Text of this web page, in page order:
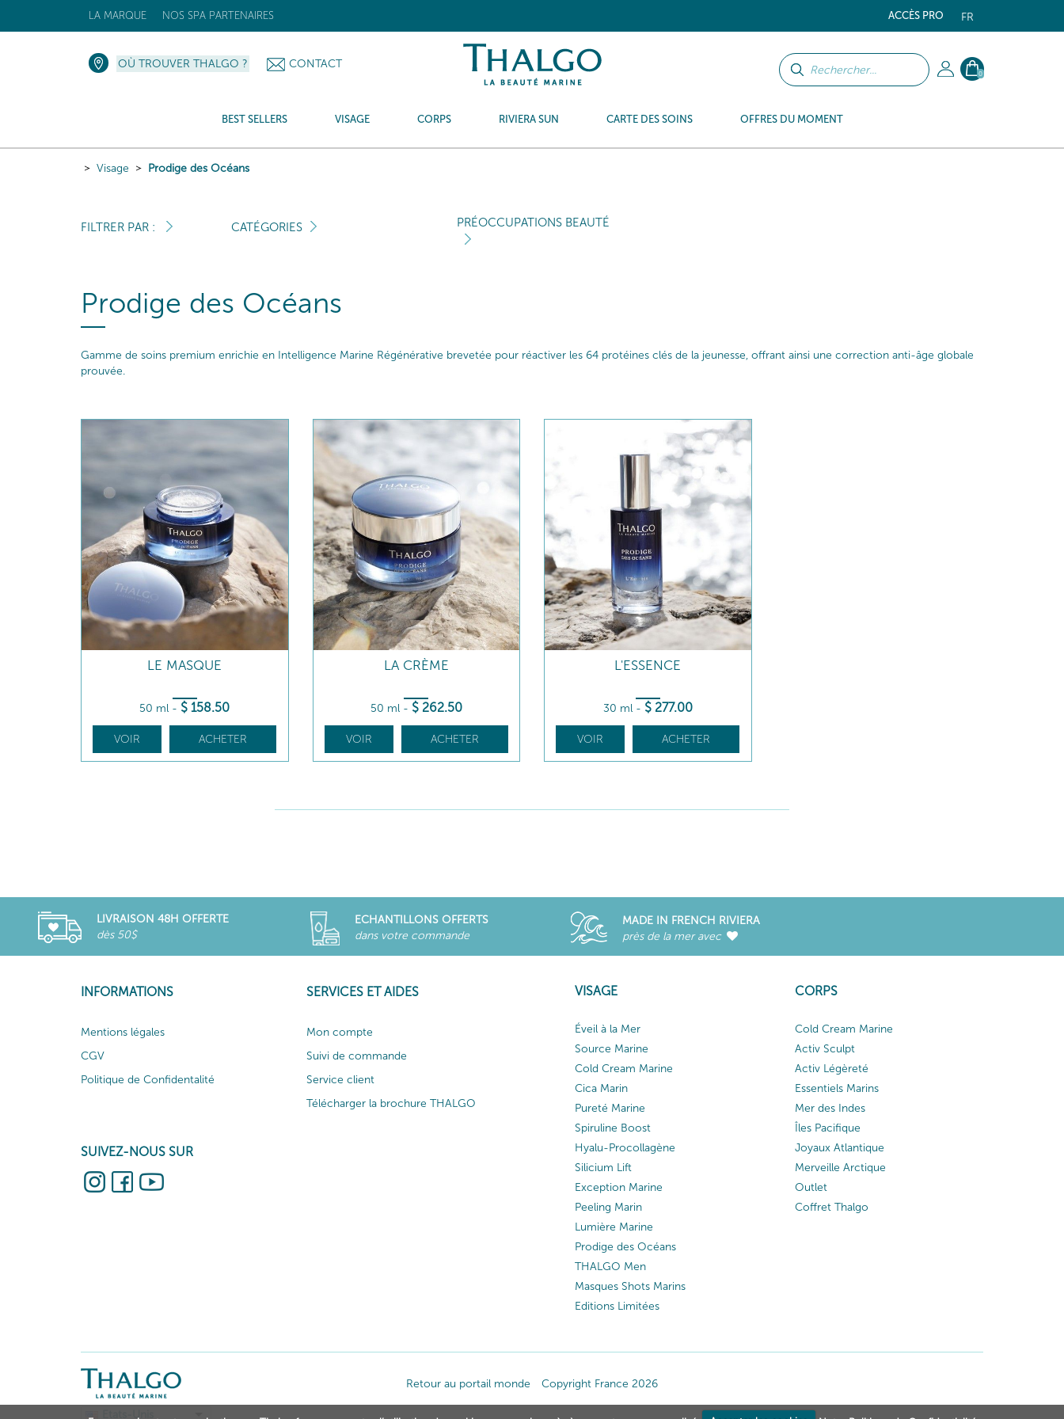
FR
ACCÈS PRO
LA MARQUE NOS SPA PARTENAIRES
0
OÙ TROUVER THALGO ? CONTACT
BEST SELLERS VISAGE CORPS RIVIERA SUN CARTE DES SOINS OFFRES DU MOMENT
Visage Prodige des Océans
FILTRER PAR : CATÉGORIES PRÉOCCUPATIONS BEAUTÉ
Prodige des Océans
Gamme de soins premium enrichie en Intelligence Marine Régénérative brevetée pour réactiver les 64 protéines clés de la jeunesse, offrant ainsi une correction anti-âge globale
prouvée.
LE MASQUE
50 ml - $ 158.50
VOIR ACHETER
LA CRÈME
50 ml - $ 262.50
VOIR ACHETER
L'ESSENCE
30 ml - $ 277.00
VOIR ACHETER
LIVRAISON 48H OFFERTE
dès 50$
ECHANTILLONS OFFERTS
dans votre commande
MADE IN FRENCH RIVIERA
près de la mer avec
INFORMATIONS
Mentions légales
CGV
Politique de Confidentalité
SUIVEZ-NOUS SUR
SERVICES ET AIDES
Mon compte
Suivi de commande
Service client
Télécharger la brochure THALGO
VISAGE
Éveil à la Mer
Source Marine
Cold Cream Marine
Cica Marin
Pureté Marine
Spiruline Boost
Hyalu-Procollagène
Silicium Lift
Exception Marine
Peeling Marin
Lumière Marine
Prodige des Océans
THALGO Men
Masques Shots Marins
Editions Limitées
CORPS
Cold Cream Marine
Activ Sculpt
Activ Légèreté
Essentiels Marins
Mer des Indes
Îles Pacifique
Joyaux Atlantique
Merveille Arctique
Outlet
Coffret Thalgo
Etats-Unis
Retour au portail monde Copyright France 2026